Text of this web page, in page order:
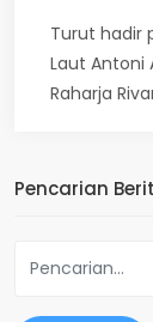
Turut hadir
Laut Antoni
Raharja
Pencarian